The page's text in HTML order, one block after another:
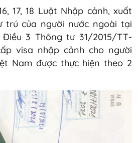
17, 18 Luật Nhập cảnh, xuất
trú của người nước ngoài tại
3 Thông tư 31/2015/TT-
visa nhập cảnh cho người
Nam được thực hiện theo 2